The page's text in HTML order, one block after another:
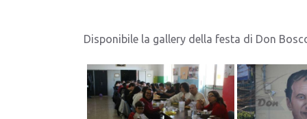
Disponibile la gallery della festa di Don